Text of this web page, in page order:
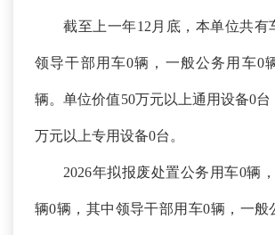
截至上一年12月底，本单位共有
领导干部用车0辆，一般公务用车0
辆。单位价值50万元以上通用设备0台
万元以上专用设备0台。
2026年拟报废处置公务用车0辆
辆0辆，其中领导干部用车0辆，一般